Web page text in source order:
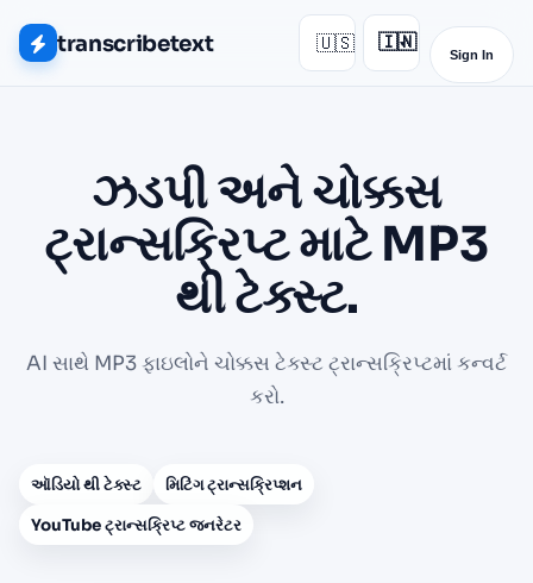
transcribetext 🇺🇸 🇮🇳
▾
Sign In
ઝડપી અને ચોક્કસ
ટ્રાન્સક્રિપ્ટ માટે MP3
થી ટેક્સ્ટ.
AI સાથે MP3 ફાઇલોને ચોક્કસ ટેક્સ્ટ ટ્રાન્સક્રિપ્ટમાં કન્વર્ટ
કરો.
ઑડિયો થી ટેક્સ્ટ
મિટિંગ ટ્રાન્સક્રિપ્શન
YouTube ટ્રાન્સક્રિપ્ટ જનરેટર